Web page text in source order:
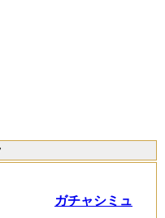
ガチャシミュ